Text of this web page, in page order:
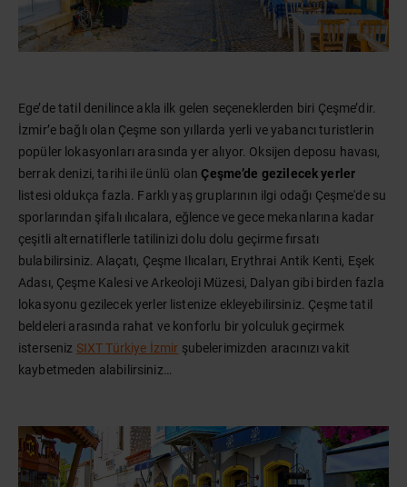
Ege’de tatil denilince akla ilk gelen seçeneklerden biri Çeşme’dir.
İzmir’e bağlı olan Çeşme son yıllarda yerli ve yabancı turistlerin
popüler lokasyonları arasında yer alıyor. Oksijen deposu havası,
berrak denizi, tarihi ile ünlü olanÇeşme’de gezilecek yerler
listesi oldukça fazla. Farklı yaş gruplarının ilgi odağı Çeşme'de su
sporlarından şifalı ılıcalara, eğlence ve gece mekanlarına kadar
çeşitli alternatiflerle tatilinizi dolu dolu geçirme fırsatı
bulabilirsiniz. Alaçatı, Çeşme Ilıcaları, Erythrai Antik Kenti, Eşek
Adası, Çeşme Kalesi ve Arkeoloji Müzesi, Dalyan gibi birden fazla
lokasyonu gezilecek yerler listenize ekleyebilirsiniz. Çeşme tatil
beldeleri arasında rahat ve konforlu bir yolculuk geçirmek
isterseniz SIXT Türkiye İzmir şubelerimizden aracınızı vakit
kaybetmeden alabilirsiniz…